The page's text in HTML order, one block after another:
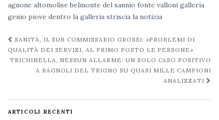
agnone altomolise belmonte del sannio fonte valloni galleria
genio piove dentro la galleria striscia la notizia
Navigazione
post
SANITÀ, IL SUB COMMISSARIO GROSSI: «PROBLEMI DI
QUALITÀ DEI SERVIZI, AL PRIMO POSTO LE PERSONE»
TRICHINELLA, NESSUN ALLARME: UN SOLO CASO POSITIVO
A BAGNOLI DEL TRIGNO SU QUASI MILLE CAMPIONI
ANALIZZATI
ARTICOLI RECENTI